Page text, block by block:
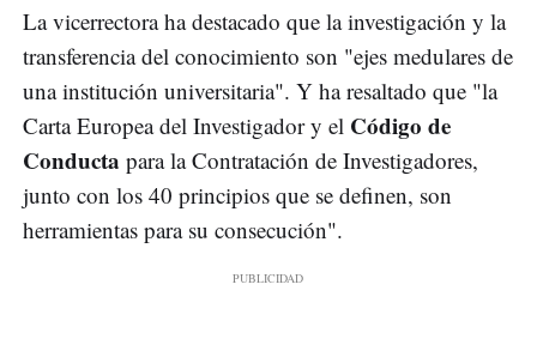
La vicerrectora ha destacado que la investigación y la
transferencia del conocimiento son "ejes medulares de
una institución universitaria". Y ha resaltado que "la
Carta Europea del Investigador y el Código de
Conducta para la Contratación de Investigadores,
junto con los 40 principios que se definen, son
herramientas para su consecución".